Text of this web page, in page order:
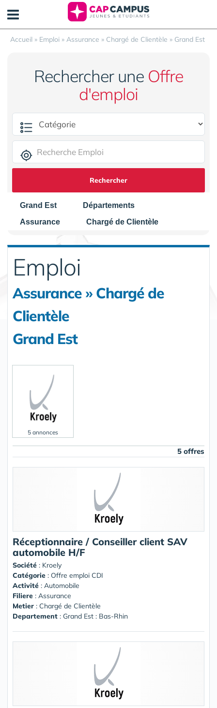
Accueil » Emploi » Assurance » Chargé de Clientèle » Grand Est
Rechercher une Offre
d'emploi
Rechercher
Grand Est
Départements
Assurance
Chargé de Clientèle
Emploi
Assurance » Chargé de
Clientèle
Grand Est
5 annonces
5 offres
Réceptionnaire / Conseiller client SAV
automobile H/F
Société : Kroely
Catégorie : Offre emploi CDI
Activité : Automobile
Filiere : Assurance
Metier : Chargé de Clientèle
Departement : Grand Est : Bas-Rhin
Panneau de gestion des cookies